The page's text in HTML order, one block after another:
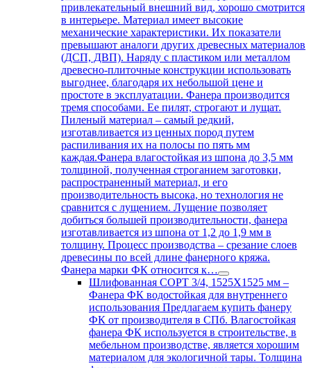
привлекательный внешний вид, хорошо смотрится
в интерьере. Материал имеет высокие
механические характеристики. Их показатели
превышают аналоги других древесных материалов
(ДСП, ДВП). Наряду с пластиком или металлом
древесно-плиточные конструкции использовать
выгоднее, благодаря их небольшой цене и
простоте в эксплуатации. Фанера производится
тремя способами. Ее пилят, строгают и лущат.
Пиленый материал – самый редкий,
изготавливается из ценных пород путем
распиливания их на полосы по пять мм
каждая.Фанера влагостойкая из шпона до 3,5 мм
толщиной, полученная строганием заготовки,
распространенный материал, и его
производительность высока, но технология не
сравнится с лущением. Лущение позволяет
добиться большей производительности, фанера
изготавливается из шпона от 1,2 до 1,9 мм в
толщину. Процесс производства – срезание слоев
древесины по всей длине фанерного кряжа.
Фанера марки ФК относится к…
Шлифованная СОРТ 3/4, 1525Х1525 мм –
Фанера ФК водостойкая для внутреннего
использования Предлагаем купить фанеру
ФК от производителя в СПб. Влагостойкая
фанера ФК используется в строительстве, в
мебельном производстве, является хорошим
материалом для экологичной тары. Толщина